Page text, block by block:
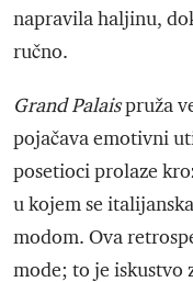
napravila haljinu,
ručno.
Grand Palaispruža
pojačava emotivni
posetioci prolaze
u kojem se
modom. Ova
mode; to je iskustvo